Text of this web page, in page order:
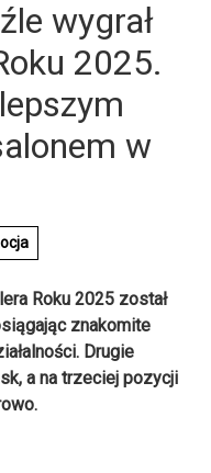
wygrał
2025.
w
Roku 2025 został
znakomite
Drugie
a na trzeciej pozycji